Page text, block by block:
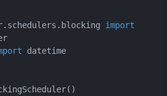
import
datetime